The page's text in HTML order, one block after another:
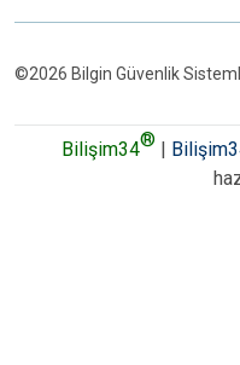
©2026 Bilgin Güvenlik
Bilişim34® |